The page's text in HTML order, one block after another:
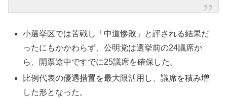
小選挙区では苦戦し「中道惨敗」と評される結果だ
ったにもかかわらず、公明党は選挙前の24議席か
ら、開票途中ですでに25議席を確保した。
比例代表の優遇措置を最大限活用し、議席を積み増
した形となった。